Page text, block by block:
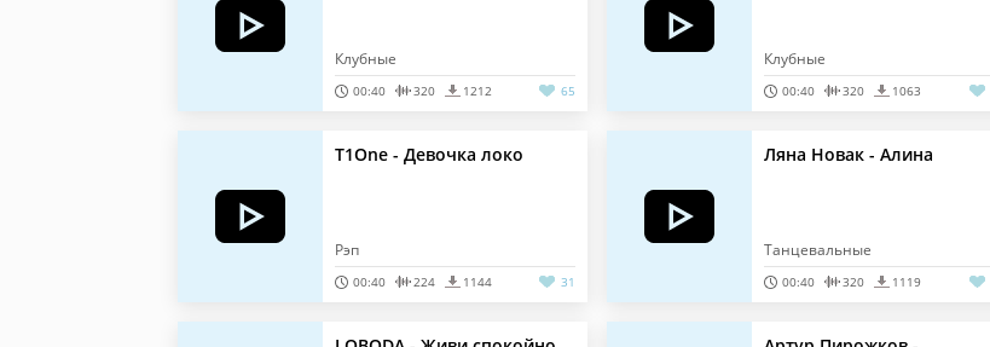
Клубные
00:40 320 1212 65
Клубные
00:40 320 1063
T1One - Девочка локо
Рэп
00:40 224 1144 31
Ляна Новак - Алина
Танцевальные
00:40 320 1119